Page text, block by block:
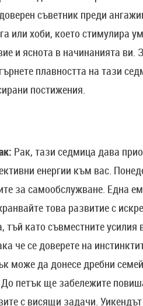
съветник преди
или хоби, което стимулира
и яснота в начинанията ви.
плавността на тази
постижения.
Рак, тази седмица дава
енергии към вас.
за самообслужване. Една
това развитие с
като съвместните усилия
че се доверете на
може да донесе дребни
петък ще забележите
с висящи задачи.